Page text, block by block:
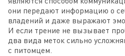
они передают информацию о
владений и даже выражают
И если трение не вызывает
два вида меток сильно
с питомцем.